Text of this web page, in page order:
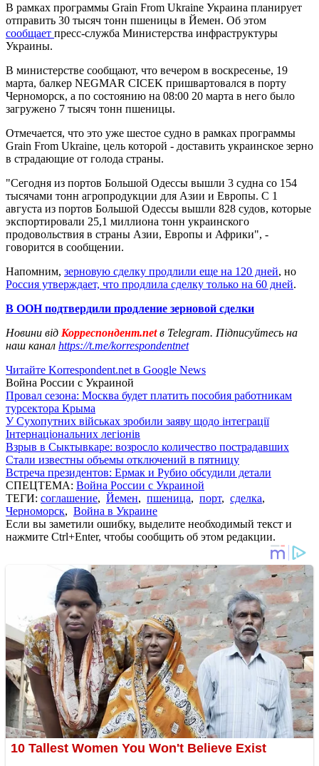
В рамках программы Grain From Ukraine Украина планирует
отправить 30 тысяч тонн пшеницы в Йемен. Об этом
сообщает пресс-служба Министерства инфраструктуры
Украины.
В министерстве сообщают, что вечером в воскресенье, 19
марта, балкер NEGMAR CICEK пришвартовался в порту
Черноморск, а по состоянию на 08:00 20 марта в него было
загружено 7 тысяч тонн пшеницы.
Отмечается, что это уже шестое судно в рамках программы
Grain From Ukraine, цель которой - доставить украинское зерно
в страдающие от голода страны.
"Сегодня из портов Большой Одессы вышли 3 судна со 154
тысячами тонн агропродукции для Азии и Европы. С 1
августа из портов Большой Одессы вышли 828 судов, которые
экспортировали 25,1 миллиона тонн украинского
продовольствия в страны Азии, Европы и Африки", -
говорится в сообщении.
Напомним, зерновую сделку продлили еще на 120 дней, но
Россия утверждает, что продлила сделку только на 60 дней.
В ООН подтвердили продление зерновой сделки
Новини від Корреспондент.netв Telegram. Підписуйтесь на
наш канал https://t.me/korrespondentnet
Читайте Korrespondent.net в Google News
Война России с Украиной
Провал сезона: Москва будет платить пособия работникам
турсектора Крыма
У Сухопутних військах зробили заяву щодо інтеграції
Інтернаціональних легіонів
Взрыв в Сыктывкаре: возросло количество пострадавших
Стали известны объемы отключений в пятницу
Встреча президентов: Ермак и Рубио обсудили детали
СПЕЦТЕМА: Война России с Украиной
ТЕГИ: соглашение, Йемен, пшеница, порт, сделка,
Черноморск, Война в Украине
Если вы заметили ошибку, выделите необходимый текст и
нажмите Ctrl+Enter, чтобы сообщить об этом редакции.